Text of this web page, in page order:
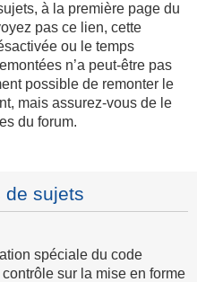
à la première page du
pas ce lien, cette
ou le temps
n’a peut-être pas
possible de remonter le
mais assurez-vous de le
du forum.
de sujets
spéciale du code
sur la mise en forme